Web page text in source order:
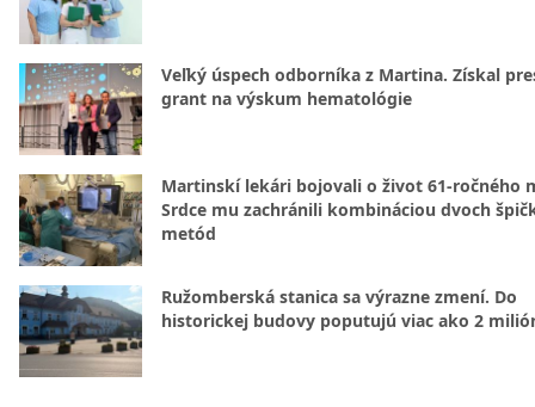
Veľký úspech odborníka z Martina. Získal
grant na výskum hematológie
Martinskí lekári bojovali o život 61-ročného
Srdce mu zachránili kombináciou dvoch
metód
Ružomberská stanica sa výrazne zmení. Do
historickej budovy poputujú viac ako 2